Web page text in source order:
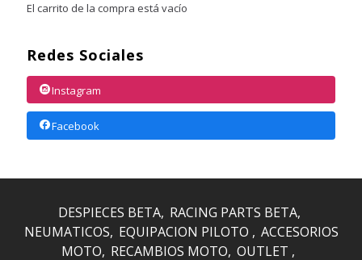
El carrito de la compra está vacío
Redes Sociales
Instagram
Facebook
DESPIECES BETA RACING PARTS BETA
NEUMATICOS EQUIPACION PILOTO
ACCESORIOS
MOTO RECAMBIOS MOTO OUTLET